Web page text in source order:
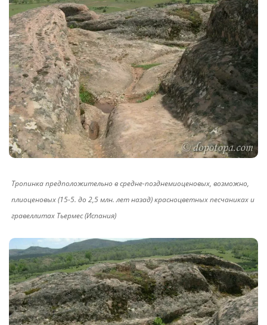
Тропинка предположительно в средне-позднемиоценовых, возможно,
плиоценовых (15-5. до 2,5 млн. лет назад) красноцветных песчаниках и
гравеллитах Тьермес (Испания)